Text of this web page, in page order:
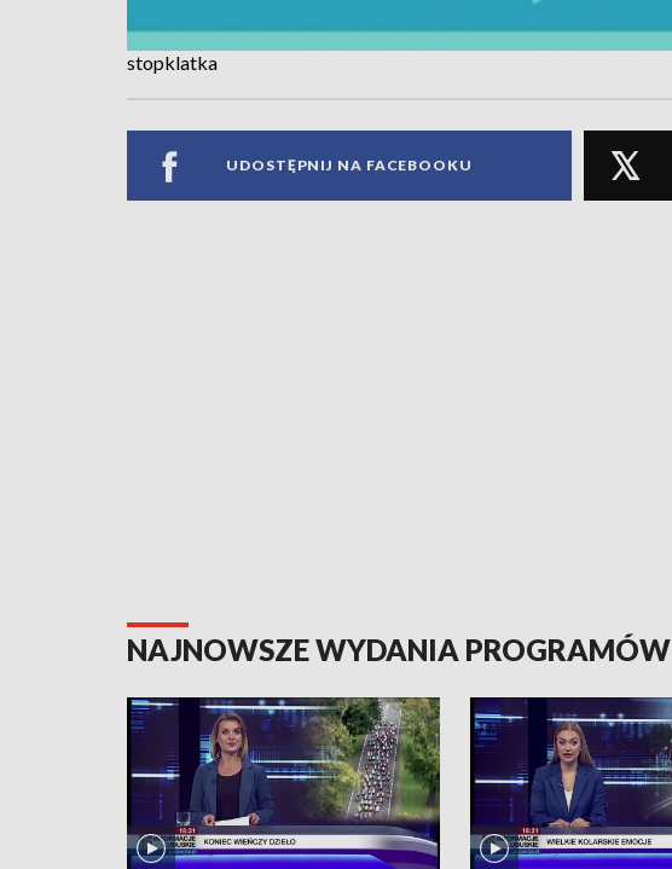
stopklatka
UDOSTĘPNIJ NA FACEBOOKU
NAJNOWSZE WYDANIA PROGRAMÓW